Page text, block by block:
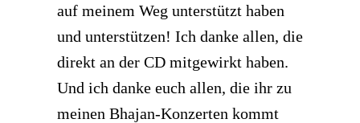
auf meinem Weg unterstützt haben
und unterstützen! Ich danke allen, die
direkt an der CD mitgewirkt haben.
Und ich danke euch allen, die ihr zu
meinen Bhajan-Konzerten kommt